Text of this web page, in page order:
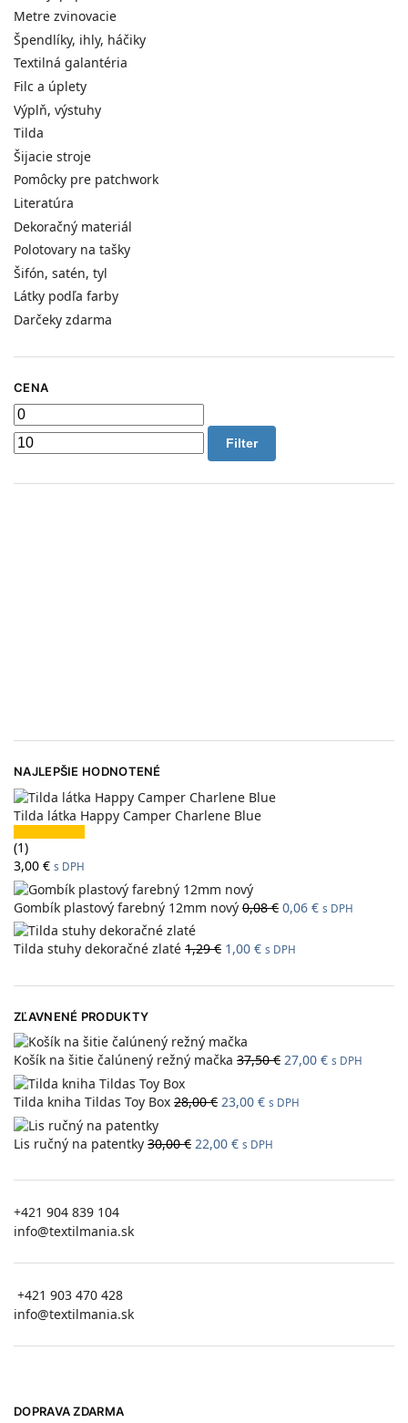
Metre zvinovacie
Špendlíky, ihly, háčiky
Textilná galantéria
Filc a úplety
Výplň, výstuhy
Tilda
Šijacie stroje
Pomôcky pre patchwork
Literatúra
Dekoračný materiál
Polotovary na tašky
Šifón, satén, tyl
Látky podľa farby
Darčeky zdarma
CENA
Filter
NAJLEPŠIE HODNOTENÉ
Tilda látka Happy Camper Charlene Blue
(1)
3,00 € s DPH
Gombík plastový farebný 12mm nový 0,08€ 0,06 € s DPH
Tilda stuhy dekoračné zlaté 1,29€ 1,00 € s DPH
ZĽAVNENÉ PRODUKTY
Košík na šitie čalúnený režný mačka 37,50€ 27,00 € s DPH
Tilda kniha Tildas Toy Box 28,00€ 23,00 € s DPH
Lis ručný na patentky 30,00€ 22,00 € s DPH
+421 904 839 104
info@textilmania.sk
+421 903 470 428
info@textilmania.sk
DOPRAVA ZDARMA